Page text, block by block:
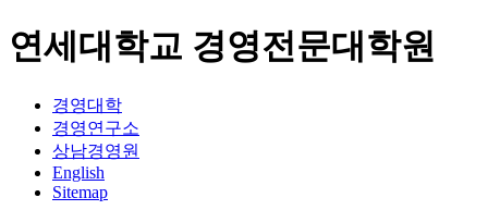
연세대학교 경영전문대학원
경영대학
경영연구소
상남경영원
English
Sitemap